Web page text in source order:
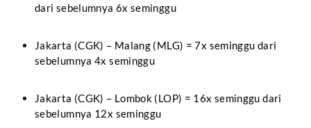
dari sebelumnya 6x seminggu
Jakarta (CGK) – Malang (MLG) = 7x seminggu dari
sebelumnya 4x seminggu
Jakarta (CGK) – Lombok (LOP) = 16x seminggu dari
sebelumnya 12x seminggu